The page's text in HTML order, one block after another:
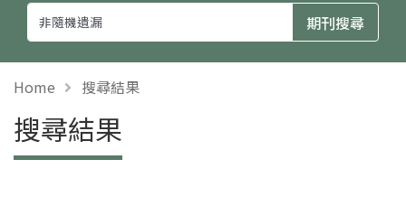
Home 搜尋結果
搜尋結果